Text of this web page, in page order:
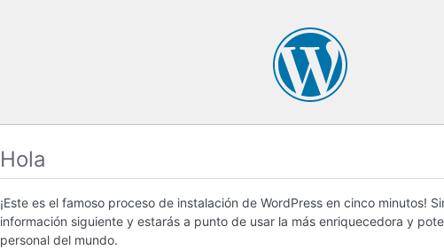
Hola
¡Este es el famoso proceso de instalación de WordPress en cinco minutos!
información siguiente y estarás a punto de usar la más enriquecedora y
personal del mundo.